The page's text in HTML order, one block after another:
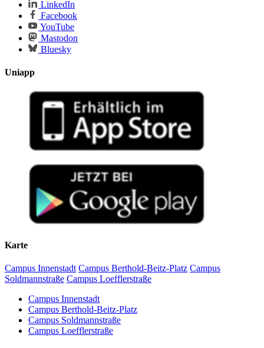
LinkedIn
Facebook
YouTube
Mastodon
Bluesky
Uniapp
Karte
Campus Innenstadt Campus Berthold-Beitz-Platz Campus
Soldmannstraße Campus Loefflerstraße
Campus Innenstadt
Campus Berthold-Beitz-Platz
Campus Soldmannstraße
Campus Loefflerstraße